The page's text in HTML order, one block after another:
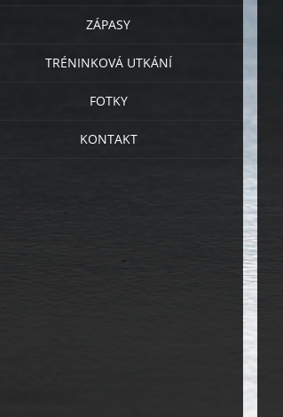
ZÁPASY
TRÉNINKOVÁ UTKÁNÍ
FOTKY
KONTAKT